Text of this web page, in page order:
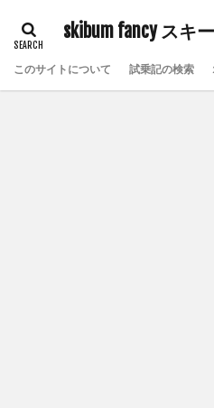
skibum fancy スキ
このサイトについて 試乗記の検索